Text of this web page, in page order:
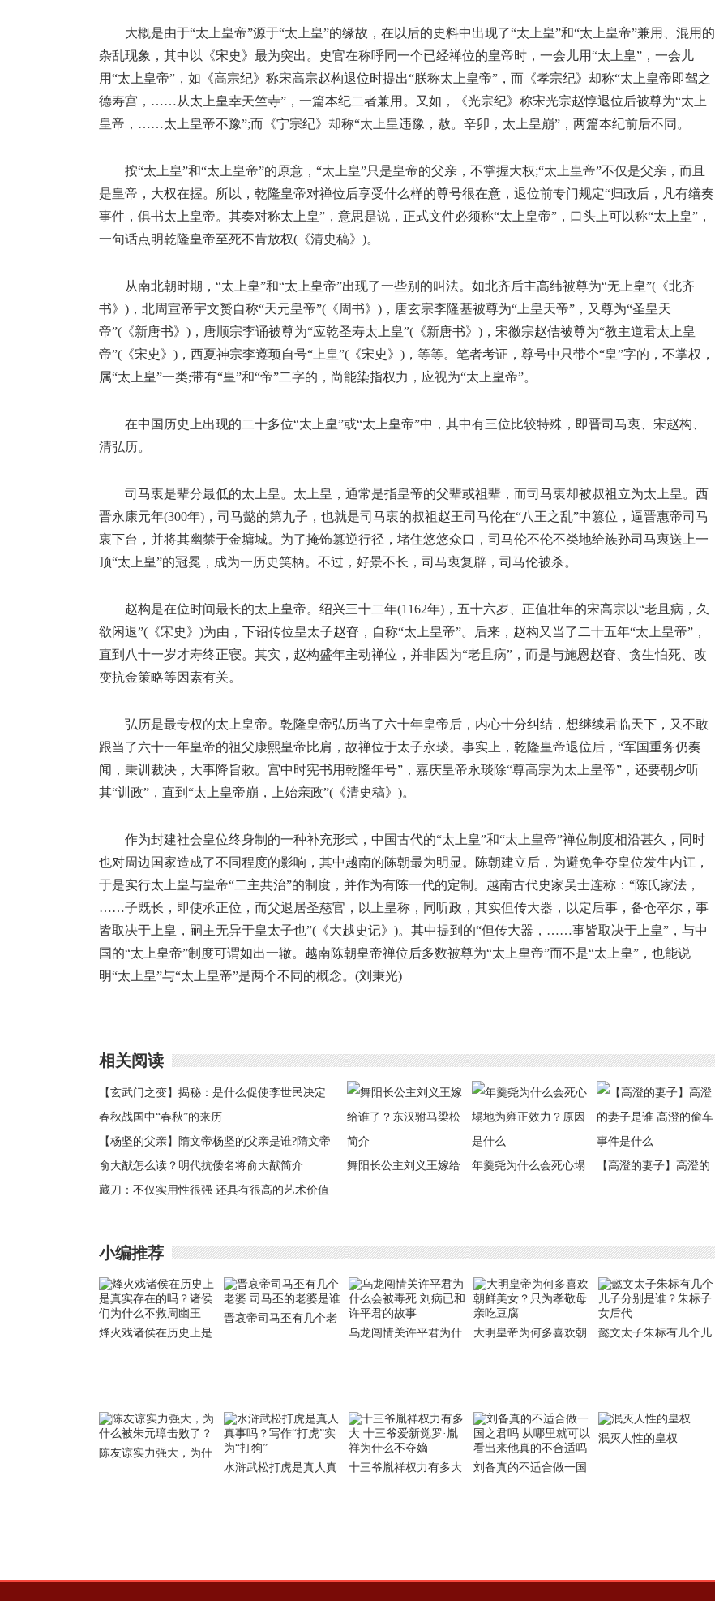
大概是由于“太上皇帝”源于“太上皇”的缘故，在以后的史料中出现了“太上皇”和“太上皇帝”兼用、混用的
杂乱现象，其中以《宋史》最为突出。史官在称呼同一个已经禅位的皇帝时，一会儿用“太上皇”，一会儿
用“太上皇帝”，如《高宗纪》称宋高宗赵构退位时提出“朕称太上皇帝”，而《孝宗纪》却称“太上皇帝即驾之
德寿宫，……从太上皇幸天竺寺”，一篇本纪二者兼用。又如，《光宗纪》称宋光宗赵惇退位后被尊为“太上
皇帝，……太上皇帝不豫”;而《宁宗纪》却称“太上皇违豫，赦。辛卯，太上皇崩”，两篇本纪前后不同。
按“太上皇”和“太上皇帝”的原意，“太上皇”只是皇帝的父亲，不掌握大权;“太上皇帝”不仅是父亲，而且
是皇帝，大权在握。所以，乾隆皇帝对禅位后享受什么样的尊号很在意，退位前专门规定“归政后，凡有缮奏
事件，俱书太上皇帝。其奏对称太上皇”，意思是说，正式文件必须称“太上皇帝”，口头上可以称“太上皇”，
一句话点明乾隆皇帝至死不肯放权(《清史稿》)。
从南北朝时期，“太上皇”和“太上皇帝”出现了一些别的叫法。如北齐后主高纬被尊为“无上皇”(《北齐
书》)，北周宣帝宇文赟自称“天元皇帝”(《周书》)，唐玄宗李隆基被尊为“上皇天帝”，又尊为“圣皇天
帝”(《新唐书》)，唐顺宗李诵被尊为“应乾圣寿太上皇”(《新唐书》)，宋徽宗赵佶被尊为“教主道君太上皇
帝”(《宋史》)，西夏神宗李遵顼自号“上皇”(《宋史》)，等等。笔者考证，尊号中只带个“皇”字的，不掌权，
属“太上皇”一类;带有“皇”和“帝”二字的，尚能染指权力，应视为“太上皇帝”。
在中国历史上出现的二十多位“太上皇”或“太上皇帝”中，其中有三位比较特殊，即晋司马衷、宋赵构、
清弘历。
司马衷是辈分最低的太上皇。太上皇，通常是指皇帝的父辈或祖辈，而司马衷却被叔祖立为太上皇。西
晋永康元年(300年)，司马懿的第九子，也就是司马衷的叔祖赵王司马伦在“八王之乱”中篡位，逼晋惠帝司马
衷下台，并将其幽禁于金墉城。为了掩饰篡逆行径，堵住悠悠众口，司马伦不伦不类地给族孙司马衷送上一
顶“太上皇”的冠冕，成为一历史笑柄。不过，好景不长，司马衷复辟，司马伦被杀。
赵构是在位时间最长的太上皇帝。绍兴三十二年(1162年)，五十六岁、正值壮年的宋高宗以“老且病，久
欲闲退”(《宋史》)为由，下诏传位皇太子赵眘，自称“太上皇帝”。后来，赵构又当了二十五年“太上皇帝”，
直到八十一岁才寿终正寝。其实，赵构盛年主动禅位，并非因为“老且病”，而是与施恩赵眘、贪生怕死、改
变抗金策略等因素有关。
弘历是最专权的太上皇帝。乾隆皇帝弘历当了六十年皇帝后，内心十分纠结，想继续君临天下，又不敢
跟当了六十一年皇帝的祖父康熙皇帝比肩，故禅位于太子永琰。事实上，乾隆皇帝退位后，“军国重务仍奏
闻，秉训裁决，大事降旨敕。宫中时宪书用乾隆年号”，嘉庆皇帝永琰除“尊高宗为太上皇帝”，还要朝夕听
其“训政”，直到“太上皇帝崩，上始亲政”(《清史稿》)。
作为封建社会皇位终身制的一种补充形式，中国古代的“太上皇”和“太上皇帝”禅位制度相沿甚久，同时
也对周边国家造成了不同程度的影响，其中越南的陈朝最为明显。陈朝建立后，为避免争夺皇位发生内讧，
于是实行太上皇与皇帝“二主共治”的制度，并作为有陈一代的定制。越南古代史家吴士连称：“陈氏家法，
……子既长，即使承正位，而父退居圣慈官，以上皇称，同听政，其实但传大器，以定后事，备仓卒尔，事
皆取决于上皇，嗣主无异于皇太子也”(《大越史记》)。其中提到的“但传大器，……事皆取决于上皇”，与中
国的“太上皇帝”制度可谓如出一辙。越南陈朝皇帝禅位后多数被尊为“太上皇帝”而不是“太上皇”，也能说
明“太上皇”与“太上皇帝”是两个不同的概念。(刘秉光)
相关阅读
【玄武门之变】揭秘：是什么促使李世民决定
发动玄武门之变
春秋战国中“春秋”的来历
【杨坚的父亲】隋文帝杨坚的父亲是谁?隋文帝
的父亲叫什么名字
俞大猷怎么读？明代抗倭名将俞大猷简介
藏刀：不仅实用性很强 还具有很高的艺术价值
舞阳长公主刘义王嫁给
年羹尧为什么会死心塌
【高澄的妻子】高澄的
小编推荐
烽火戏诸侯在历史上是
晋哀帝司马丕有几个老
乌龙闯情关许平君为什
大明皇帝为何多喜欢朝
懿文太子朱标有几个儿
陈友谅实力强大，为什
水浒武松打虎是真人真
十三爷胤祥权力有多大
刘备真的不适合做一国
泯灭人性的皇权